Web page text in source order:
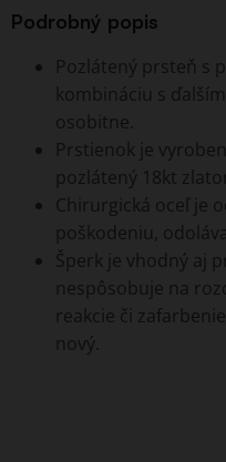
Podrobný popis
Pozlátený prsteň s
kombináciu s
osobitne.
Prstienok je
pozlátený 18kt
Chirurgická oceľ je
poškodeniu,
Šperk je vhodný aj
nespôsobuje na
reakcie či
nový.